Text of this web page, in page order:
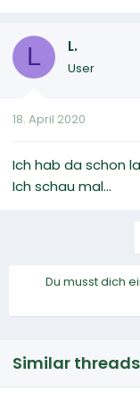
L L.
User
18. April 2020
Ich hab da schon
Ich schau mal...
Du musst dich
Similar threads